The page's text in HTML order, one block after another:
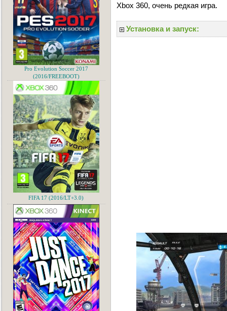
Xbox 360, очень редкая игра.
Установка и запуск:
Pro Evolution Soccer 2017
(2016/FREEBOOT)
FIFA 17 (2016/LT+3.0)